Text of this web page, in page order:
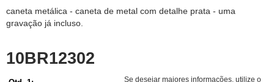
caneta metálica - caneta de metal com detalhe prata - uma
gravação já incluso.
10BR12302
Se desejar maiores informações, utilize o